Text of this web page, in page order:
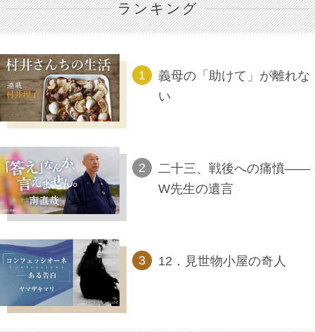
ランキング
義母の「助けて」が離れな
い
二十三、戦後への痛憤――
W先生の遺言
12．見世物小屋の奇人